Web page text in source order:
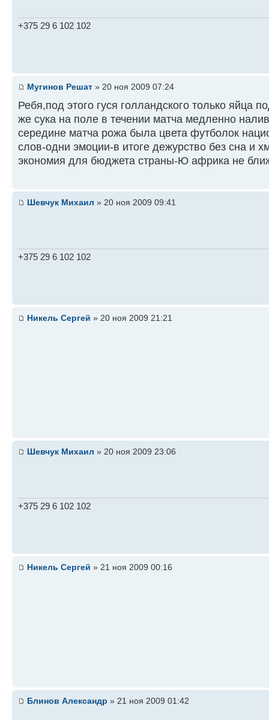
+375 29 6 102 102
Мугинов Решат » 20 ноя 2009 07:24
Ребя,под этого гуся голландского только яйца
же сука на поле в течении матча медленно
середине матча рожа была цвета футболок
слов-одни эмоции-в итоге дежурство без сна и
экономия для бюджета страны-Ю африка не
Шевчук Михаил » 20 ноя 2009 09:41
+375 29 6 102 102
Никель Сергей » 20 ноя 2009 21:21
Шевчук Михаил » 20 ноя 2009 23:06
+375 29 6 102 102
Никель Сергей » 21 ноя 2009 00:16
Блинов Александр » 21 ноя 2009 01:42